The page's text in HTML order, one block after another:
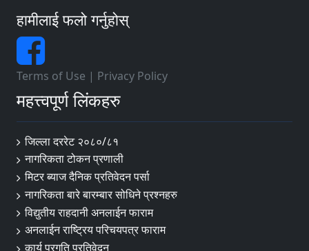
हामीलाई फलो गर्नुहोस्
Terms of Use | Privacy Policy
महत्त्वपूर्ण लिंकहरु
जिल्ला दररेट २०८०/८१
नागरिकता टोकन प्रणाली
मिटर ब्याज दैनिक प्रतिवेदन पर्सा
नागरिकता बारे बारम्बार सोधिने प्रश्नहरु
विद्युतीय राहदानी अनलाईन फाराम
अनलाईन राष्ट्रिय परिचयपत्र फाराम
कार्य प्रगति प्रतिवेदन